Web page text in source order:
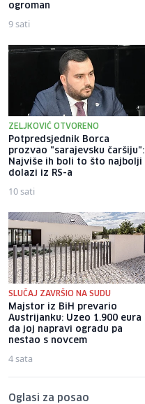
ogroman
9 sati
ZELJKOVIĆ OTVORENO
Potpredsjednik Borca
prozvao "sarajevsku čaršiju":
Najviše ih boli to što najbolji
dolazi iz RS-a
10 sati
SLUČAJ ZAVRŠIO NA SUDU
Majstor iz BiH prevario
Austrijanku: Uzeo 1.900 eura
da joj napravi ogradu pa
nestao s novcem
4 sata
Oglasi za posao